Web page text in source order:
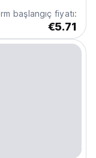
İster tek...
başlangıç fiyatı:
€5.71